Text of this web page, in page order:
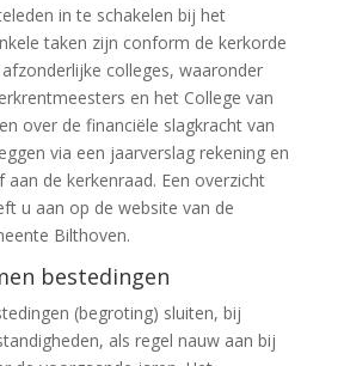
in te schakelen bij het
taken zijn conform de kerkorde
colleges, waaronder
en het College van
over de financiële slagkracht van
via een jaarverslag rekening en
de kerkenraad. Een overzicht
u aan op de website van de
Bilthoven.
bestedingen
(begroting) sluiten, bij
als regel nauw aan bij